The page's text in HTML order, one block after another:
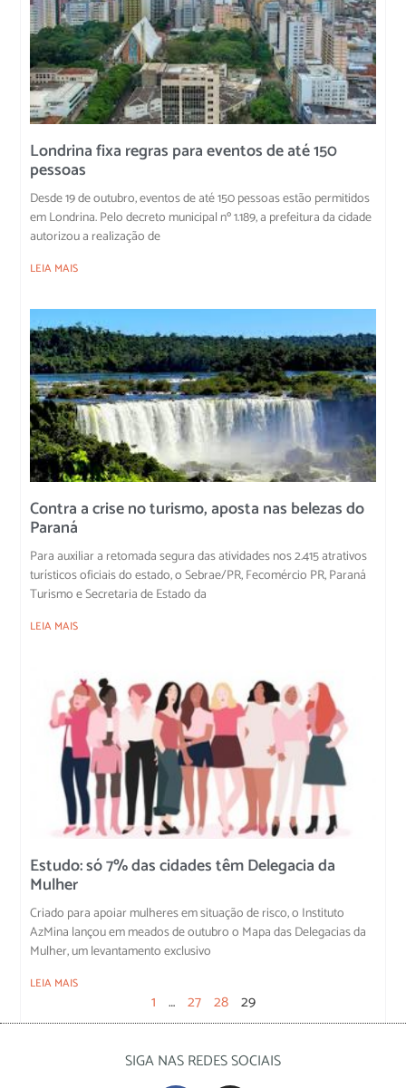
Londrina fixa regras para eventos de até 150
pessoas
Desde 19 de outubro, eventos de até 150 pessoas estão permitidos
em Londrina. Pelo decreto municipal nº 1.189, a prefeitura da cidade
autorizou a realização de
LEIA MAIS
Contra a crise no turismo, aposta nas belezas do
Paraná
Para auxiliar a retomada segura das atividades nos 2.415 atrativos
turísticos oficiais do estado, o Sebrae/PR, Fecomércio PR, Paraná
Turismo e Secretaria de Estado da
LEIA MAIS
Estudo: só 7% das cidades têm Delegacia da
Mulher
Criado para apoiar mulheres em situação de risco, o Instituto
AzMina lançou em meados de outubro o Mapa das Delegacias da
Mulher, um levantamento exclusivo
LEIA MAIS
1 … 27 28 29
SIGA NAS REDES SOCIAIS